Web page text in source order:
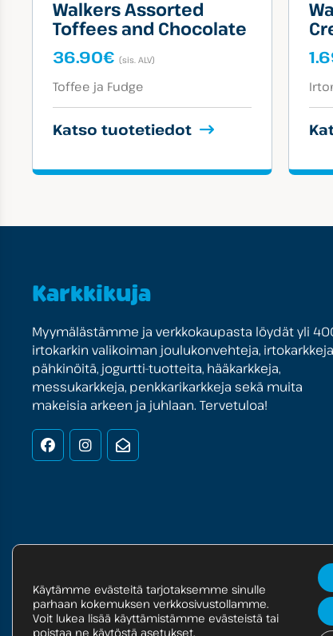
Walkers Assorted
Toffees and Chocolate
36.90€ (sis. ALV)
Tuotekategoriat:
Toffee ja Fudge
Katso tuotetiedot
Karkkikuja
Myymälästämme ja verkkokaupasta löydät yli
irtokarkin valikoiman joulukonvehteja,
pähkinöitä, jogurtti-tuotteita, hääkarkkeja,
messukarkkeja, penkkarikarkkeja sekä muita
makeisia arkeen ja juhlaan. Tervetuloa!
FacebookInstagramUutiskirje
© Copyright 2025 Markest Oy
Käytämme evästeitä tarjotaksemme sinulle
parhaan kokemuksen verkkosivustollamme.
Voit lukea lisää käyttämistämme evästeistä tai
poistaa ne käytöstä asetukset.